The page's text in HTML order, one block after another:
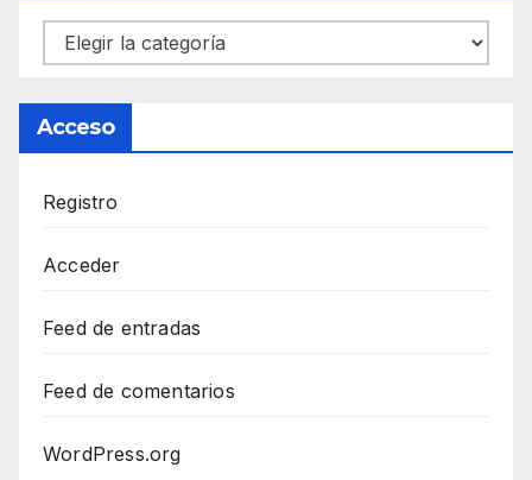
Categorías
Acceso
Registro
Acceder
Feed de entradas
Feed de comentarios
WordPress.org